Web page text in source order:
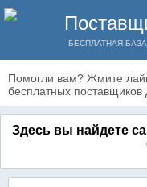
БЕСПЛАТНАЯ
Помогли вам? Жмите
бесплатных поставщиков
Здесь вы найдете